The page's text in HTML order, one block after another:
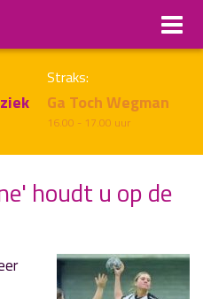
Straks:
Ga Toch Wegman
16.00 - 17.00 uur
houdt u op de